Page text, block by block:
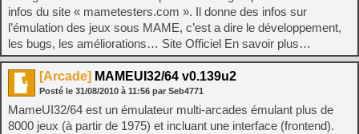
infos du site « mametesters.com ». Il donne des infos sur
l’émulation des jeux sous MAME, c’est a dire le développement,
les bugs, les améliorations… Site Officiel En savoir plus…
[Arcade] MAMEUI32/64 v0.139u2
Posté le 31/08/2010 à 11:56 par Seb4771
MameUI32/64 est un émulateur multi-arcades émulant plus de
8000 jeux (à partir de 1975) et incluant une interface (frontend).